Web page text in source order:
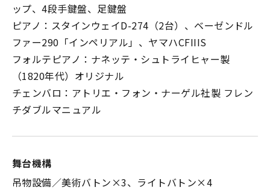
ップ、4段手鍵盤、足鍵盤
ピアノ：スタインウェイD-274（2台）、ベーゼンドル
ファー290「インペリアル」、ヤマハCFIIIS
フォルテピアノ：ナネッテ・シュトライヒャー製
（1820年代）オリジナル
チェンバロ：アトリエ・フォン・ナーゲル社製 フレン
チダブルマニュアル
舞台機構
吊物設備／美術バトン×3、ライトバトン×4